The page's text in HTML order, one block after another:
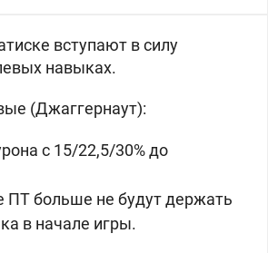
вступают в силу
навыках.
(Джаггернаут):
с 15/22,5/30% до
больше не будут держать
в начале игры.